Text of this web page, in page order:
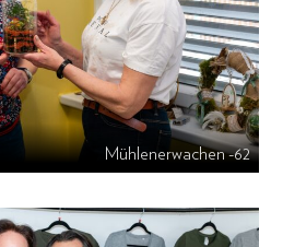
Mühlenerwachen -62